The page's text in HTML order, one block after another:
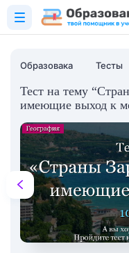
Образовака Тесты
Тест на тему
имеющие выход к